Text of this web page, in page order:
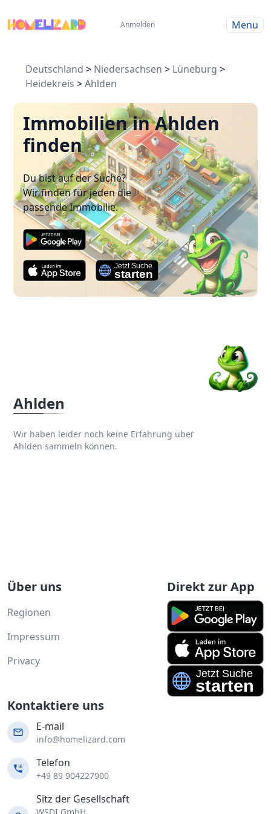
Anmelden Menu
Deutschland > Niedersachsen > Lüneburg >
Heidekreis >Ahlden
Immobilien in Ahlden
finden
Du bist auf der Suche?
Wir finden für jeden die
passende Immobilie.
Ahlden
Wir haben leider noch keine Erfahrung über
Ahlden sammeln können.
Über uns
Regionen
Impressum
Privacy
Direkt zur App
Kontaktiere uns
E-mail
info@homelizard.com
Telefon
+49 89 904227900
Sitz der Gesellschaft